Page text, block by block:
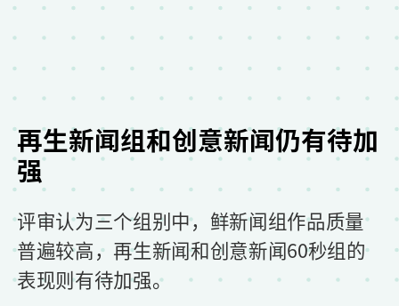
再生新闻组和创意新闻仍有待加
强
评审认为三个组别中，鲜新闻组作品质量
普遍较高，再生新闻和创意新闻60秒组的
表现则有待加强。